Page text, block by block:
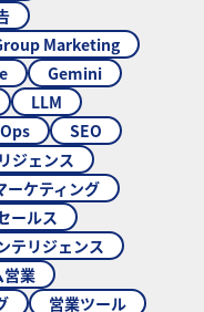
Marketing
Gemini
LLM
SEO
ジェンス
ーケティング
ールス
テリジェンス
営業
営業ツール